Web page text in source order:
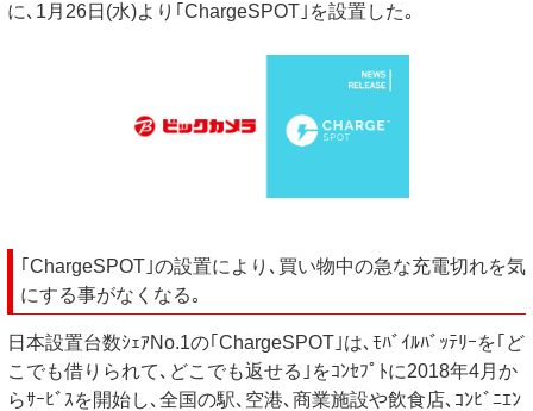
に､1月26日(水)より｢ChargeSPOT｣を設置した｡
｢ChargeSPOT｣の設置により､買い物中の急な充電切れを気
にする事がなくなる｡
日本設置台数ｼｪｱNo.1の｢ChargeSPOT｣は､ﾓﾊﾞｲﾙﾊﾞｯﾃﾘｰを｢ど
こでも借りられて､どこでも返せる｣をｺﾝｾﾌﾟﾄに2018年4月か
らｻｰﾋﾞｽを開始し､全国の駅､空港､商業施設や飲食店､ｺﾝﾋﾞﾆｴﾝ